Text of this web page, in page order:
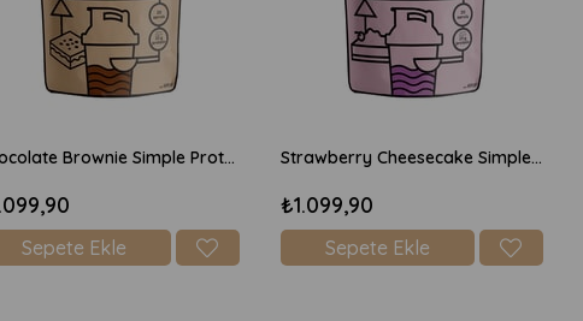
Chocolate Brownie Simple Protein Mix 600gr
Sepete Ekle
Strawberry Cheesecake Simple Protein Mix 600gr
₺1.099,90
Sepete Ekle